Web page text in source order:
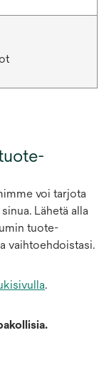
voi tarjota
Lähetä alla
tuote-
vaihtoehdoistasi.
.